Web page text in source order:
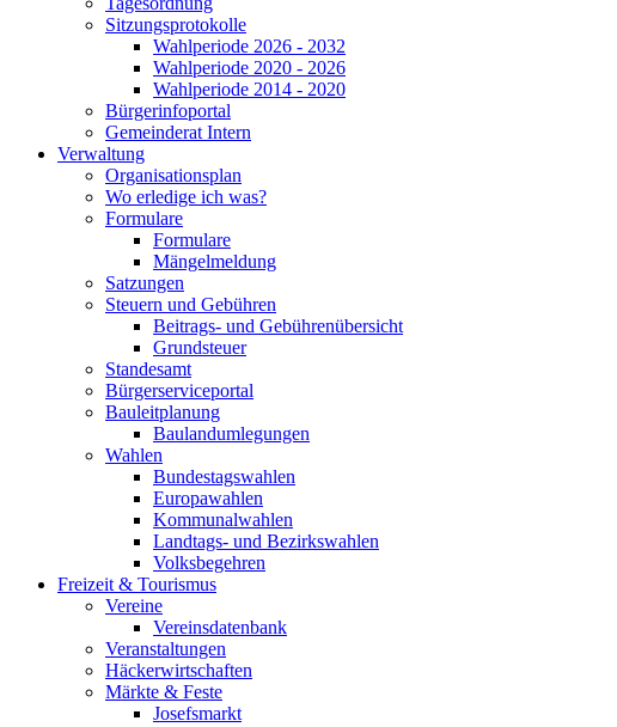
Sitzungsprotokolle
Wahlperiode 2026 - 2032
Wahlperiode 2020 - 2026
Wahlperiode 2014 - 2020
Bürgerinfoportal
Gemeinderat Intern
Verwaltung
Organisationsplan
Wo erledige ich was?
Formulare
Formulare
Mängelmeldung
Satzungen
Steuern und Gebühren
Beitrags- und Gebührenübersicht
Grundsteuer
Standesamt
Bürgerserviceportal
Bauleitplanung
Baulandumlegungen
Wahlen
Bundestagswahlen
Europawahlen
Kommunalwahlen
Landtags- und Bezirkswahlen
Volksbegehren
Freizeit & Tourismus
Vereine
Vereinsdatenbank
Veranstaltungen
Häckerwirtschaften
Märkte & Feste
Josefsmarkt